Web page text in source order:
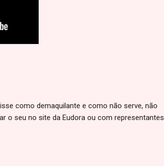
como demaquilante e como não serve, não
o seu no site da Eudora ou com representantes